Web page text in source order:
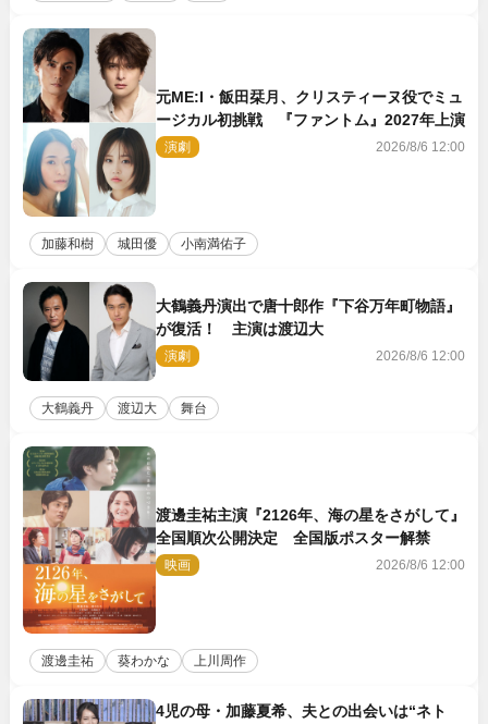
元ME:I・飯田栞月、クリスティーヌ役でミュ
ージカル初挑戦 『ファントム』2027年上演
演劇 2026/8/6 12:00
加藤和樹 城田優 小南満佑子
大鶴義丹演出で唐十郎作『下谷万年町物語』
が復活！ 主演は渡辺大
演劇 2026/8/6 12:00
大鶴義丹 渡辺大 舞台
渡邊圭祐主演『2126年、海の星をさがして』
全国順次公開決定 全国版ポスター解禁
映画 2026/8/6 12:00
渡邊圭祐 葵わかな 上川周作
4児の母・加藤夏希、夫との出会いは“ネト